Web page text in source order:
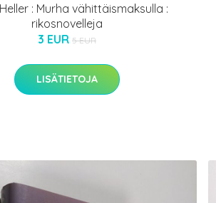
: Murha vähittäismaksulla :
rikosnovelleja
3 EUR 5 EUR
LISÄTIETOJA